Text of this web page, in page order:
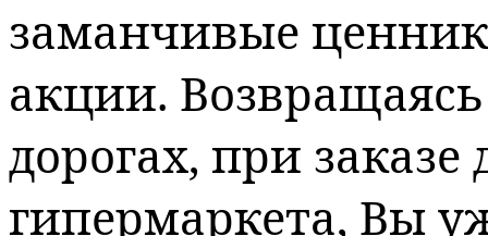
заманчивые
акции.
дорогах, при
гипермаркета, Вы